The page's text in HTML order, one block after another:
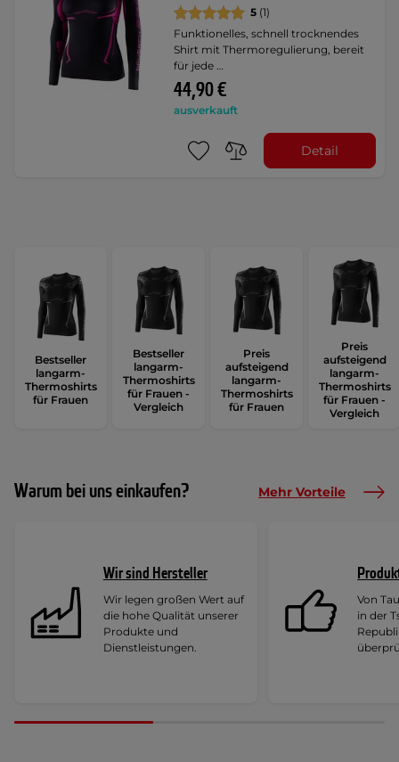
5 (1)
Funktionelles, schnell trocknendes
Shirt mit Thermoregulierung, bereit
für jede …
44,90 €
ausverkauft
Detail
Bestseller
langarm-
Thermoshirts
für Frauen
Bestseller
langarm-
Thermoshirts
für Frauen -
Vergleich
Preis
aufsteigend
langarm-
Thermoshirts
für Frauen
Preis
aufsteigend
langarm-
Thermoshirts
für Frauen -
Vergleich
Warum bei uns einkaufen? Mehr Vorteile
Wir sind Hersteller
Wir legen großen Wert auf
die hohe Qualität unserer
Produkte und
Dienstleistungen.
Von
in der